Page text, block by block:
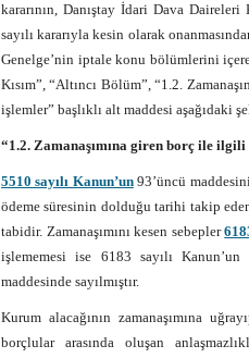
kararının, Danıştay İdari Dava
sayılı kararıyla kesin olarak
Genelge’nin iptale konu bölümlerini
Kısım”, “Altıncı Bölüm”, “1.2.
işlemler” başlıklı alt maddesi aşağıdaki
“1.2. Zamanaşımına giren borç ile
5510 sayılı Kanun’un93’üncü
ödeme süresinin dolduğu tarihi takip
tabidir. Zamanaşımını kesen sebepler
işlememesi ise 6183 sayılı
maddesinde sayılmıştır.
Kurum alacağının zamanaşımına
borçlular arasında oluşan